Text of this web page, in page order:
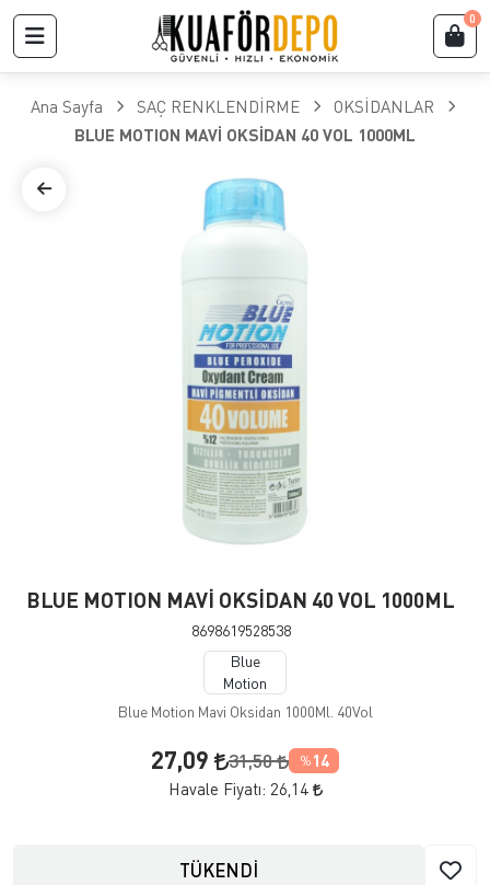
0
Ana Sayfa SAÇ RENKLENDİRME
OKSİDANLAR
BLUE MOTION MAVİ OKSİDAN 40 VOL 1000ML
BLUE MOTION MAVİ OKSİDAN 40 VOL 1000ML
8698619528538
Blue
Motion
Blue Motion Mavi Oksidan 1000Ml. 40Vol
27,09 31,50 % 14
Havale Fiyatı: 26,14
TÜKENDİ